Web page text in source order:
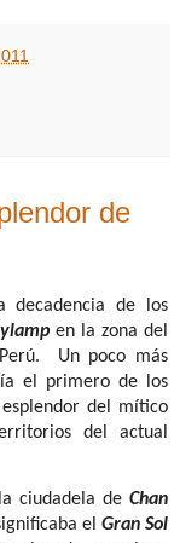
de
decadencia de los
en la zona del
Un poco más
el primero de los
del mítico
del actual
ciudadela deChan
el Gran Sol